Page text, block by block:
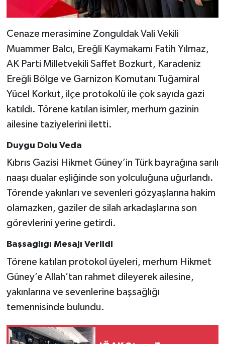
Cenaze merasimine Zonguldak Vali Vekili
Muammer Balcı, Ereğli Kaymakamı Fatih Yılmaz,
AK Parti Milletvekili Saffet Bozkurt, Karadeniz
Ereğli Bölge ve Garnizon Komutanı Tuğamiral
Yücel Korkut, ilçe protokolü ile çok sayıda gazi
katıldı. Törene katılan isimler, merhum gazinin
ailesine taziyelerini iletti.
Duygu Dolu Veda
Kıbrıs Gazisi Hikmet Güney’in Türk bayrağına sarılı
naaşı dualar eşliğinde son yolculuğuna uğurlandı.
Törende yakınları ve sevenleri gözyaşlarına hakim
olamazken, gaziler de silah arkadaşlarına son
görevlerini yerine getirdi.
Başsağlığı Mesajı Verildi
Törene katılan protokol üyeleri, merhum Hikmet
Güney’e Allah’tan rahmet dileyerek ailesine,
yakınlarına ve sevenlerine başsağlığı
temennisinde bulundu.